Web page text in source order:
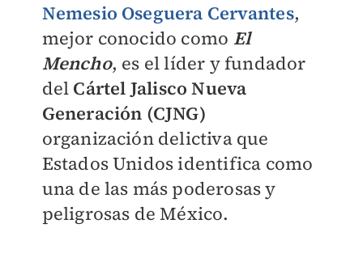
Nemesio Oseguera Cervantes,
mejor conocido como El
Mencho, es el líder y fundador
del Cártel Jalisco Nueva
Generación (CJNG)
organización delictiva que
Estados Unidos identifica como
una de las más poderosas y
peligrosas de México.